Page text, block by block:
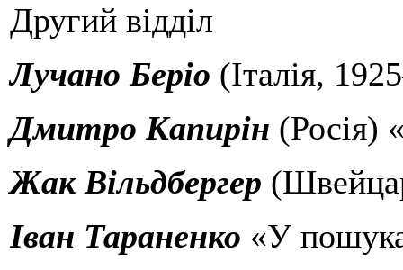
Другий відділ
Лучано Беріо (Італія,
Дмитро Капирін (Росія)
Жак Вільдбергер
Іван Тараненко «У